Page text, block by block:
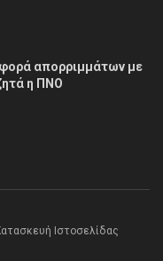
απορριμμάτων με
η ΠΝΟ
Ιστοσελίδας